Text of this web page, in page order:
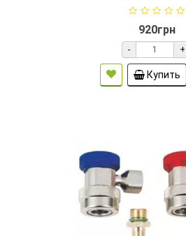
920грн
- +
Купить